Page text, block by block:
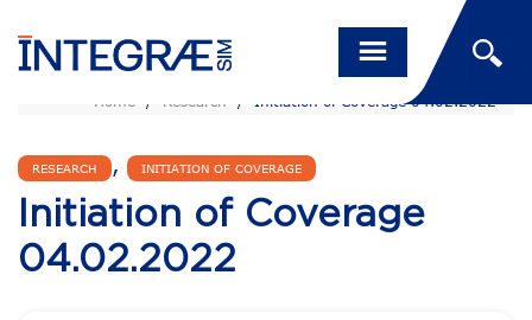
Home / Research / Initiation of Coverage 04.02.2022
RESEARCH , INITIATION OF COVERAGE
Initiation of Coverage
04.02.2022